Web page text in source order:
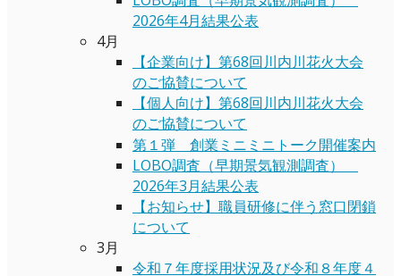
2026年4月結果公表
4月
【企業向け】第68回川内川花火大会
のご協賛について
【個人向け】第68回川内川花火大会
のご協賛について
第１弾 創業ミニミニトーク開催案内
LOBO調査（早期景気観測調査）
2026年3月結果公表
【お知らせ】職員研修に伴う窓口閉鎖
について
3月
令和７年度採用状況及び令和８年度４